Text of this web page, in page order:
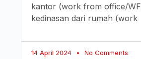
kantor (work from office/
kedinasan dari rumah (work
14 April 2024 No Comments